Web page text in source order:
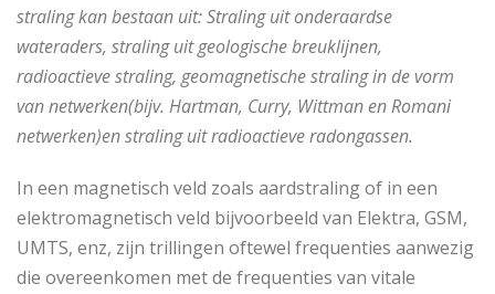
straling kan bestaan uit: Straling uit onderaardse
wateraders, straling uit geologische breuklijnen,
radioactieve straling, geomagnetische straling in de vorm
van netwerken(bijv. Hartman, Curry, Wittman en Romani
netwerken)en straling uit radioactieve radongassen.
In een magnetisch veld zoals aardstraling of in een
elektromagnetisch veld bijvoorbeeld van Elektra, GSM,
UMTS, enz, zijn trillingen oftewel frequenties aanwezig
die overeenkomen met de frequenties van vitale